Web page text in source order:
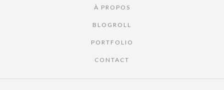
À PROPOS
BLOGROLL
PORTFOLIO
CONTACT